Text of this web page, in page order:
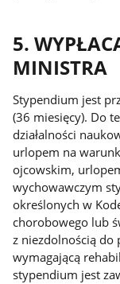
5.
MINISTRA
Stypendium jest
(36 miesięcy). Do
działalności
urlopem na
ojcowskim,
wychowawczym
określonych w
chorobowego lub
z niezdolnością do
wymagającą
stypendium jest